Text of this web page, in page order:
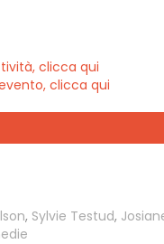
clicca qui
clicca qui
, Sylvie Testud,